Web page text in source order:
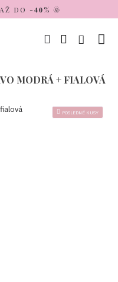
DO -𝟒𝟎% 🌞
MODRÁ + FIALOVÁ
POSLEDNÉ KUSY